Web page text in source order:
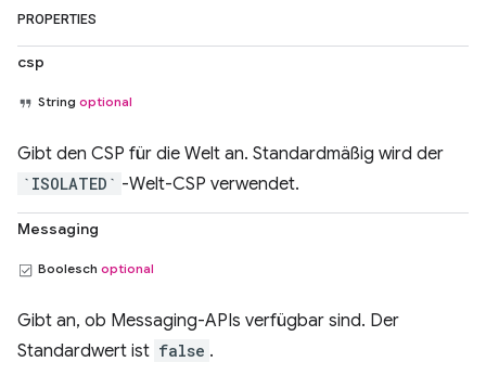
PROPERTIES
csp
String optional
Gibt den CSP für die Welt an. Standardmäßig wird der
`ISOLATED` -Welt-CSP verwendet.
Messaging
Boolesch optional
Gibt an, ob Messaging-APIs verfügbar sind. Der
Standardwert ist false .